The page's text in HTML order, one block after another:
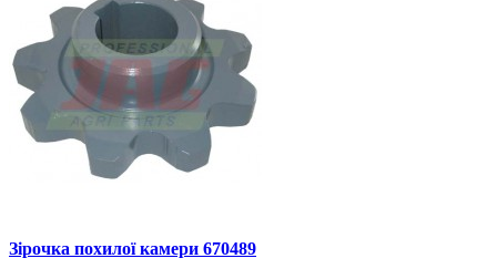
Зірочка похилої камери 670489